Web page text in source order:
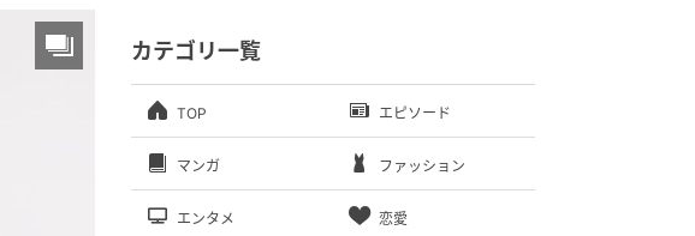
カテゴリ一覧
TOP エピソード
マンガ ファッション
エンタメ 恋愛